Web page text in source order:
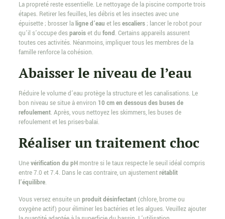
La propreté reste essentielle. Le nettoyage de la piscine comporte trois
étapes. Retirer les feuilles, les débris et les insectes avec une
épuisette ; brosser laligne d’eau et lesescaliers; lancer le robot pour
qu’il s’occupe desparoiset du fond. Certains appareils assurent
toutes ces activités. Néanmoins, impliquer tous les membres de la
famille renforce la cohésion.
Abaisser le niveau de l’eau
Réduire le volume d’eau protège la structure et les canalisations. Le
bon niveau se situe à environ 10 cm en dessous des buses de
refoulement. Après, vous nettoyez les skimmers, les buses de
refoulement et les prises-balai.
Réaliser un traitement choc
Unevérification du pHmontre si le taux respecte le seuil idéal compris
entre 7.0 et 7.4. Dans le cas contraire, un ajustementrétablit
l’équilibre.
Vous versez ensuite un produit désinfectant (chlore, brome ou
oxygène actif) pour éliminer les bactéries et les algues. Veuillez ajouter